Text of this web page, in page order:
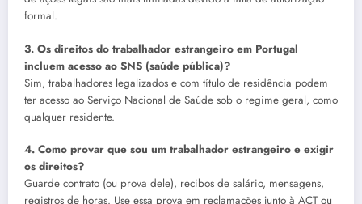
formal.
3. Os direitos do trabalhador estrangeiro em Portugal
incluem acesso ao SNS (saúde pública)?
Sim, trabalhadores legalizados e com título de residência podem
ter acesso ao Serviço Nacional de Saúde sob o regime geral, como
qualquer residente.
4. Como provar que sou um trabalhador estrangeiro e exigir
os direitos?
Guarde contrato (ou prova dele), recibos de salário, mensagens,
registros de horas. Use essa prova em reclamações junto à ACT ou